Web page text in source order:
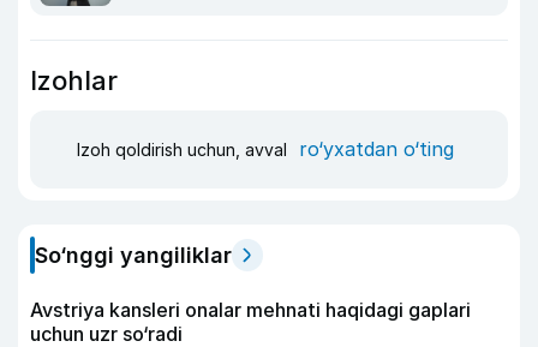
Izohlar
Izoh qoldirish uchun, avval ro‘yxatdan o‘ting
So‘nggi yangiliklar
Avstriya kansleri onalar mehnati haqidagi gaplari
uchun uzr so‘radi